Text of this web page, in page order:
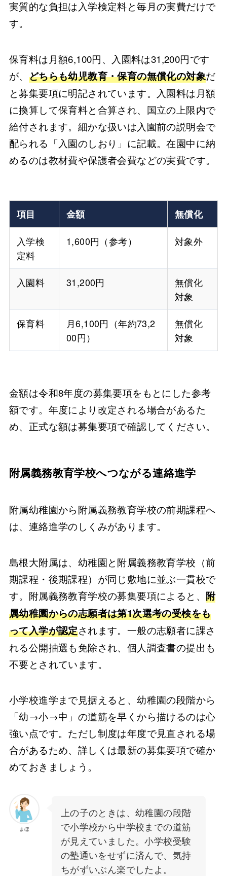
実質的な負担は入学検定料と毎月の実費だけで
す。
保育料は月額6,100円、入園料は31,200円です
が、 どちらも幼児教育・保育の無償化の対象だ
と募集要項に明記されています。入園料は月額
に換算して保育料と合算され、国立の上限内で
給付されます。細かな扱いは入園前の説明会で
配られる「入園のしおり」に記載。在園中に納
めるのは教材費や保護者会費などの実費です。
項目 金額 無償化
入学検
定料
1,600円（参考） 対象外
入園料 31,200円
無償化
対象
保育料
月6,100円（年約73,2
00円）
無償化
対象
金額は令和8年度の募集要項をもとにした参考
額です。年度により改定される場合があるた
め、正式な額は募集要項で確認してください。
附属義務教育学校へつながる連絡進学
附属幼稚園から附属義務教育学校の前期課程へ
は、連絡進学のしくみがあります。
島根大附属は、幼稚園と附属義務教育学校（前
期課程・後期課程）が同じ敷地に並ぶ一貫校で
す。附属義務教育学校の募集要項によると、 附
属幼稚園からの志願者は第1次選考の受検をも
って入学が認定されます。一般の志願者に課さ
れる公開抽選も免除され、個人調査書の提出も
不要とされています。
小学校進学まで見据えると、幼稚園の段階から
「幼→小→中」の道筋を早くから描けるのは心
強い点です。ただし制度は年度で見直される場
合があるため、詳しくは最新の募集要項で確か
めておきましょう。
まほ
上の子のときは、幼稚園の段階
で小学校から中学校までの道筋
が見えていました。小学校受験
の塾通いをせずに済んで、気持
ちがずいぶん楽でしたよ。